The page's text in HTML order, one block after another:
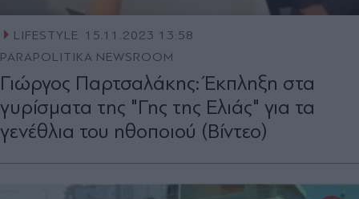
LIFESTYLE 15.11.2023 13:58
PARAPOLITIKA NEWSROOM
Γιώργος Παρτσαλάκης: Έκπληξη στα
γυρίσματα της "Γης της Ελιάς" για τα
γενέθλια του ηθοποιού (Βίντεο)